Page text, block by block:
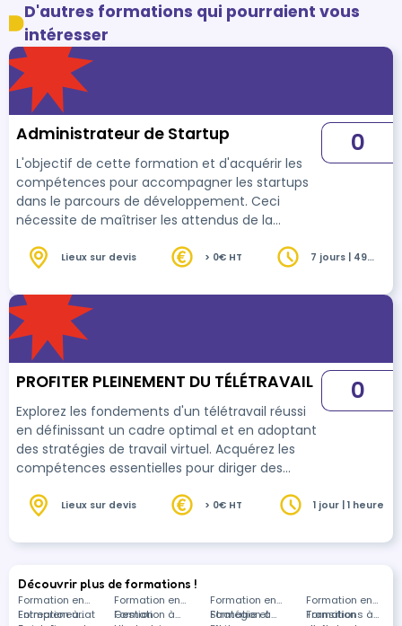
D'autres formations qui pourraient vous
intéresser
Administrateur de Startup
L'objectif de cette formation et d'acquérir les
compétences pour accompagner les startups
dans le parcours de développement. Ceci
nécessite de maîtriser les attendus de la
mouvant et concurrentiel, de passer du statut
service de la Gouvernance ». Administrer une
start up , c’est être en mode innovation frugale
et cette formation permettra d'acquérir cet
état d'esprit pour apporter une réelle valeur
0
Lieux sur devis > 0€ HT
7 jours | 49
PROFITER PLEINEMENT DU TÉLÉTRAVAIL
Explorez les fondements d'un télétravail réussi
en définissant un cadre optimal et en adoptant
des stratégies de travail virtuel. Acquérez les
compétences essentielles pour diriger des
productivité professionnelle dans le monde du
0
Lieux sur devis > 0€ HT 1 jour | 1 heure
Découvrir plus de formations !
Formation en
Entrepreneuriat
Formation en
Gestion
Formation en
Stratégie et
Formation en
Transition
Formation à
Formation à
Formation à
Formations à